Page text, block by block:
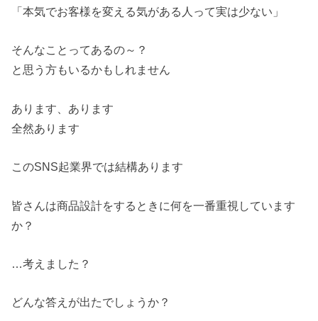
「本気でお客様を変える気がある人って実は少ない」
そんなことってあるの～？
と思う方もいるかもしれません
あります、あります
全然あります
このSNS起業界では結構あります
皆さんは商品設計をするときに何を一番重視しています
か？
…考えました？
どんな答えが出たでしょうか？